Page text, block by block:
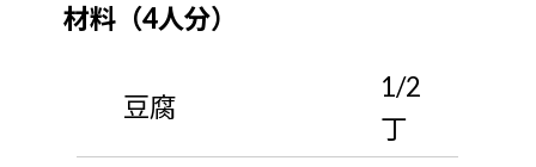
材料（4人分）
豆腐
1/2
丁